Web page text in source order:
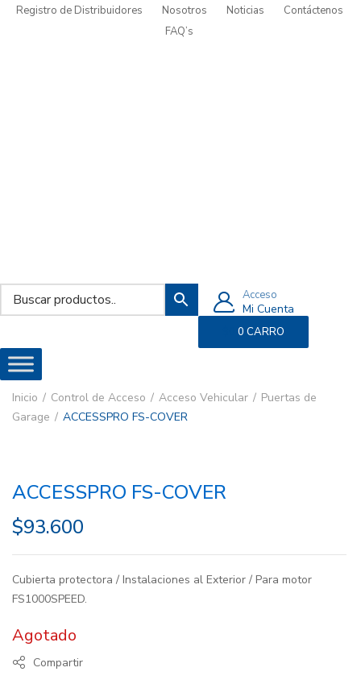
Registro de Distribuidores Nosotros Noticias
Contáctenos
FAQ’s
Acceso
Mi Cuenta
0 CARRO
Inicio Control de Acceso Acceso Vehicular
Puertas de
Garage
ACCESSPRO FS-COVER
ACCESSPRO FS-COVER
$93.600
Cubierta protectora / Instalaciones al Exterior / Para motor
FS1000SPEED.
Agotado
Compartir